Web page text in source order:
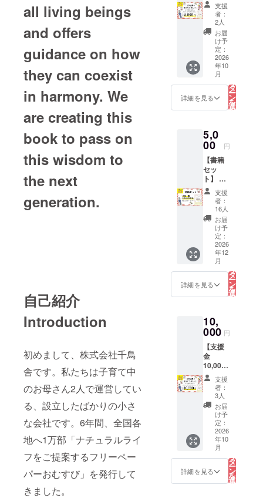
all living beings
and offers
guidance on how
they can coexist
in harmony. We
are creating this
book to pass on
this wisdom to
the next
generation.
自己紹介
Introduction
初めまして、株式会社千鳥
舎です。私たちは子育て中
のお母さん2人で運営してい
る、設立したばかりの小さ
な会社です。6年間、全国各
地へ1万部「ナチュラルライ
フをご提案するフリーペー
パーおむすび」を発行して
きました。
ちなん
だ、埼
玉県比
企郡の
嵐山銘
菓。
代々続
く製法
を5代目
が受け
継ぎ、
り除き
ながら
一日か
けて煮
た餡は
すっき
りした
甘さ。
最高品
質の北
海道産
小豆を
使用
し、添
加物、
保存料
不使
れ、親
しまれ
ていま
す。 保
存方
法：常
温にて
保管
（直射
日光及
び高温
多湿を
避けて
保存し
てくだ
賞味期
限：7日
活動に
役立て
たい！
あなた
へ】
（この
リター
ンは設
定金額
が複数
ござい
ます）
プロ
ジェク
ト実施
のため
に使わ
せてい
ただき
ます。
ありが
とうご
ざいま
すメッ
セージ
を送ら
せてい
ただき
ます。
支援
者：
2人
お届
け予
定：
2026
年10
月
詳細を見る
リ
タ
ー
ン
を
選
択
5,0
00 円
【書籍
セッ
ト】 ・
書籍一
冊 ・お
礼のお
手紙 出
版日が
決定次
第、お
届け日
をお知
らせし
ます。
支援
者：
16人
お届
け予
定：
2026
年12
月
詳細を見る
リ
タ
ー
ン
を
選
択
10,
000 円
【支援
金
10,000
円！す
べてを
活動に
役立て
たい！
あなた
へ】
（この
リター
ンは設
定金額
が複数
ござい
支援
者：
3人
お届
け予
定：
2026
年10
月
詳細を見る
リ
タ
ー
ン
を
選
択